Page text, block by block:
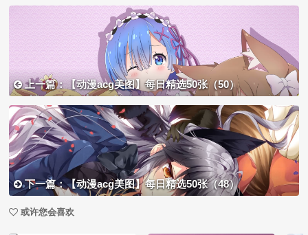
上一篇：【动漫acg美图】每日精选50张（50）
下一篇：【动漫acg美图】每日精选50张（48）
或许您会喜欢